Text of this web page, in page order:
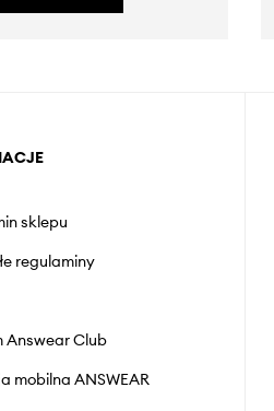
sklepu
regulaminy
Answear Club
mobilna ANSWEAR